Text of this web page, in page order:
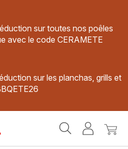
sur toutes nos poêles
avec le code CERAMETE
sur les planchas, grills et
MonMon